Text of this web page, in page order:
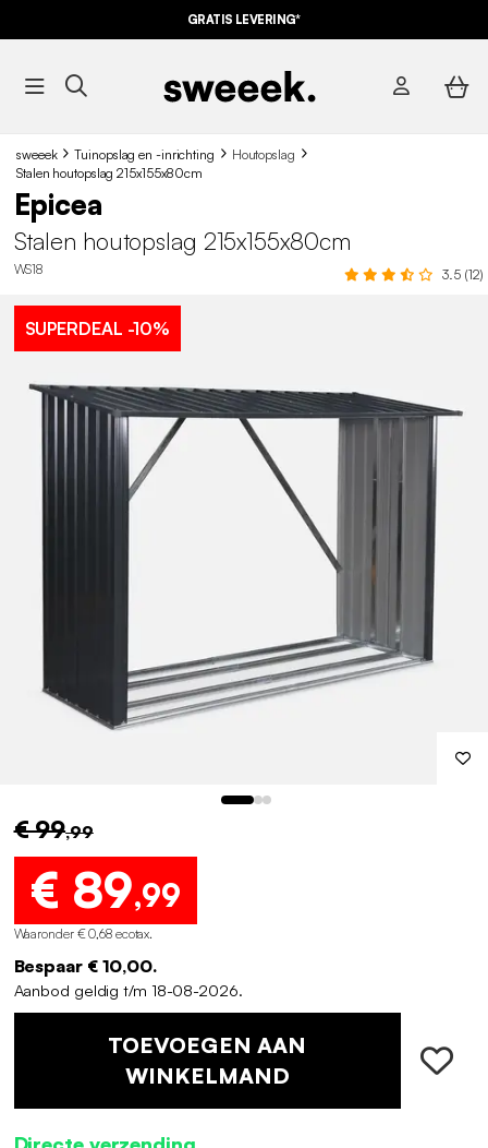
GRATIS LEVERING*
sweeek Tuinopslag en -inrichting
Houtopslag
Stalen houtopslag 215x155x80cm
Epicea
Stalen houtopslag 215x155x80cm
WS18 3.5 (12)
SUPERDEAL -10%
€ 99,99
€ 89,99
Waaronder € 0,68 ecotax.
Bespaar € 10,00.
Aanbod geldig t/m 18-08-2026.
TOEVOEGEN AAN
WINKELMAND